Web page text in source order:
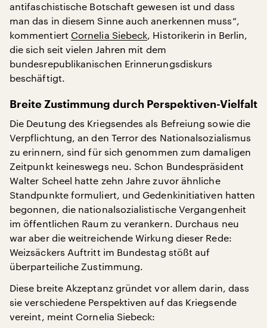
antifaschistische Botschaft gewesen ist und dass
man das in diesem Sinne auch anerkennen muss“,
kommentiert Cornelia Siebeck, Historikerin in Berlin,
die sich seit vielen Jahren mit dem
bundesrepublikanischen Erinnerungsdiskurs
beschäftigt.
Breite Zustimmung durch Perspektiven-Vielfalt
Die Deutung des Kriegsendes als Befreiung sowie die
Verpflichtung, an den Terror des Nationalsozialismus
zu erinnern, sind für sich genommen zum damaligen
Zeitpunkt keineswegs neu. Schon Bundespräsident
Walter Scheel hatte zehn Jahre zuvor ähnliche
Standpunkte formuliert, und Gedenkinitiativen hatten
begonnen, die nationalsozialistische Vergangenheit
im öffentlichen Raum zu verankern. Durchaus neu
war aber die weitreichende Wirkung dieser Rede:
Weizsäckers Auftritt im Bundestag stößt auf
überparteiliche Zustimmung.
Diese breite Akzeptanz gründet vor allem darin, dass
sie verschiedene Perspektiven auf das Kriegsende
vereint, meint Cornelia Siebeck: